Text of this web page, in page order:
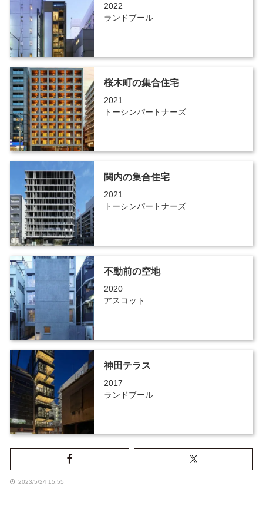
2022
ランドプール
桜木町の集合住宅
2021
トーシンパートナーズ
関内の集合住宅
2021
トーシンパートナーズ
不動前の空地
2020
アスコット
神田テラス
2017
ランドプール
2023/5/24 15:55